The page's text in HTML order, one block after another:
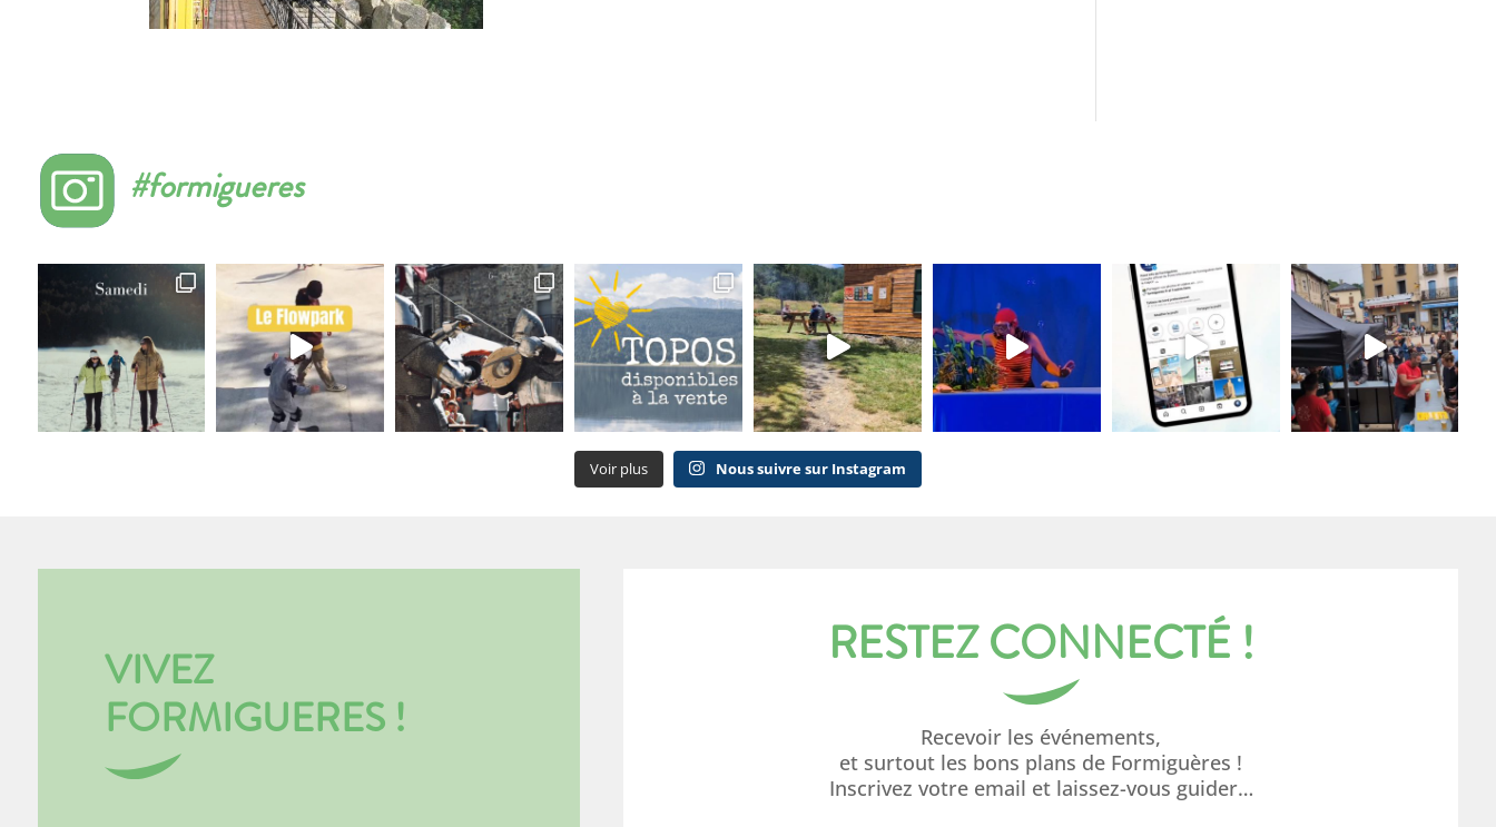
#formigueres
Voir plus Nous suivre sur Instagram
VIVEZ
FORMIGUERES !
RESTEZ CONNECTÉ !
Recevoir les événements,
et surtout les bons plans de Formiguères !
Inscrivez votre email et laissez-vous guider…